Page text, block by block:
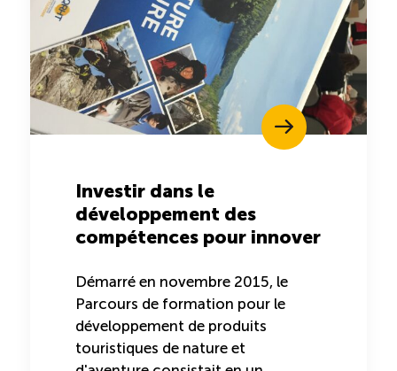
Investir dans le
développement des
compétences pour innover
Démarré en novembre 2015, le
Parcours de formation pour le
développement de produits
touristiques de nature et